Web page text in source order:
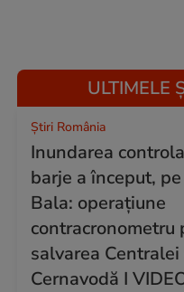
ULTIMELE
Știri România
Inundarea
barje a început,
Bala: operațiune
contracronometru
salvarea
Cernavodă I